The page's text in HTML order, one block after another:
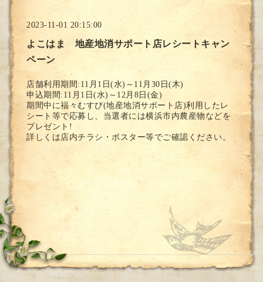
2023-11-01 20:15:00
よこはま 地産地消サポート店レシートキャン
ペーン
店舗利用期間:11月1日(水)～11月30日(木)
申込期間:11月1日(水)～12月8日(金)
期間中に福々むすび(地産地消サポート店)利用したレ
シート等で応募し、当選者には横浜市内農産物などを
プレゼント!
詳しくは店内チラシ・ポスター等でご確認ください。